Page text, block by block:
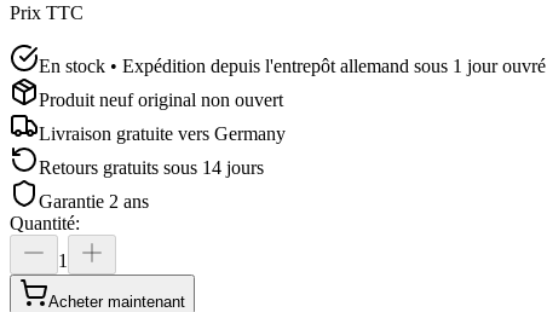
Prix TTC
En stock • Expédition depuis l'entrepôt allemand sous 1 jour ouvré
Produit neuf original non ouvert
Livraison gratuite vers Germany
Retours gratuits sous 14 jours
Garantie 2 ans
Quantité:
1
Acheter maintenant